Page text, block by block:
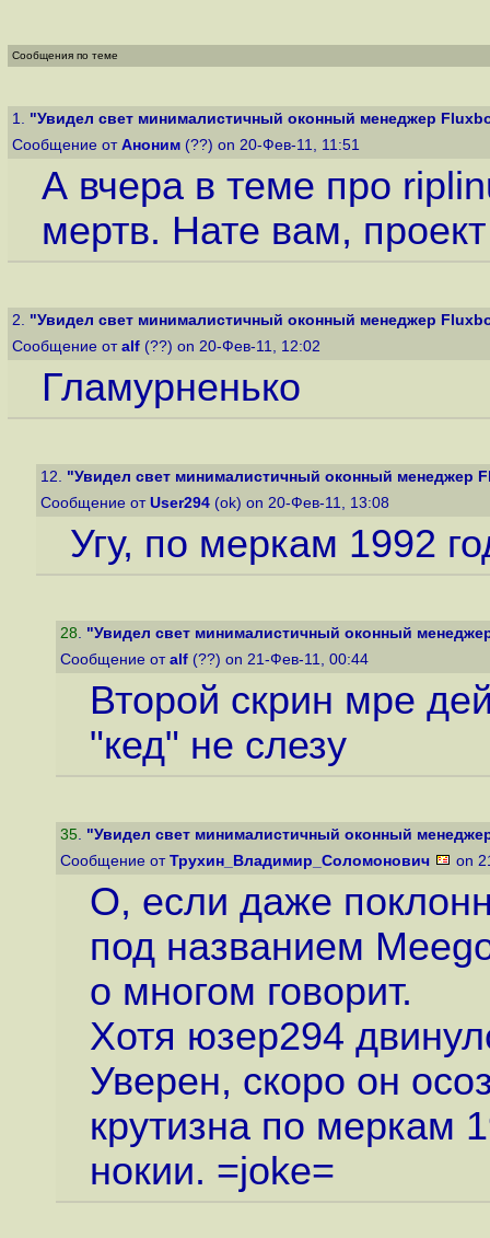
Сообщения по теме
1. "Увидел свет минималистичный оконный менеджер
Сообщение от Аноним (??) on 20-Фев-11, 11:51
А вчера в теме про
мертв. Нате вам,
2. "Увидел свет минималистичный оконный менеджер
Сообщение от alf (??) on 20-Фев-11, 12:02
Гламурненько
12. "Увидел свет минималистичный оконный менеджер
Сообщение от User294 (ok) on 20-Фев-11, 13:08
Угу, по меркам 1992
28. "Увидел свет минималистичный оконный
Сообщение от alf (??) on 21-Фев-11, 00:44
Второй скрин мре
"кед" не слезу
35. "Увидел свет минималистичный оконный
Сообщение от Трухин_Владимир_Соломонович on
О, если даже
под названием
о многом говорит.
Хотя юзер294
Уверен, скоро он
крутизна по меркам
нокии. =joke=